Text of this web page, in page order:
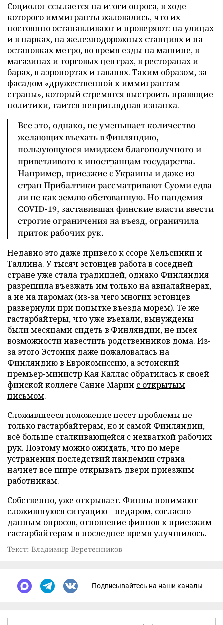
Социолог ссылается на итоги опроса, в ходе
которого иммигранты жаловались, что их
постоянно останавливают и проверяют: на улицах
и в парках, на железнодорожных станциях и на
остановках метро, во время езды на машине, в
магазинах и торговых центрах, в ресторанах и
барах, в аэропортах и гаванях. Таким образом, за
фасадом «дружественной к иммигрантам
страны», который стремятся выстроить правящие
политики, таится неприглядная изнанка.
Все это, однако, не уменьшает количество
желающих въехать в Финляндию,
пользующуюся имиджем благополучного и
приветливого к иностранцам государства.
Например, приезжие с Украины и даже из
стран Прибалтики рассматривают Суоми едва
ли не как землю обетованную. Но пандемия
COVID-19, заставившая финские власти ввести
строгие ограничения на въезд, ограничила
приток рабочих рук.
Недавно это даже привело к ссоре Хельсинки и
Таллина. У тысяч эстонцев работа в соседней
стране уже стала традицией, однако Финляндия
разрешила въезжать им только на авиалайнерах,
а не на паромах (из-за чего многих эстонцев
развернули при попытке въезда морем). Те же
гастарбайтеры, что уже въехали, вынуждены
были месяцами сидеть в Финляндии, не имея
возможности навестить родственников дома. Из-
за этого Эстония даже пожаловалась на
Финляндию в Еврокомиссию, а эстонский
премьер-министр Кая Каллас обратилась к своей
финской коллеге Санне Марин с открытым
письмом.
Сложившееся положение несет проблемы не
только гастарбайтерам, но и самой Финляндии,
всё больше сталкивающейся с нехваткой рабочих
рук. Поэтому можно ожидать, что по мере
устранения последствий пандемии страна
начнет все шире открывать двери приезжим
работникам.
Собственно, уже открывает. Финны понимают
сложившуюся ситуацию – недаром, согласно
данным опросов, отношение финнов к приезжим
гастарбайтерам в последнее времяулучшилось.
Текст: Владимир Веретенников
Подписывайтесь на наши каналы